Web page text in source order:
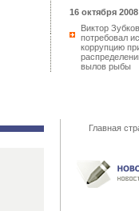
16 октября
Виктор Зубков
потребовал
коррупцию
вылов рыбы
Главная